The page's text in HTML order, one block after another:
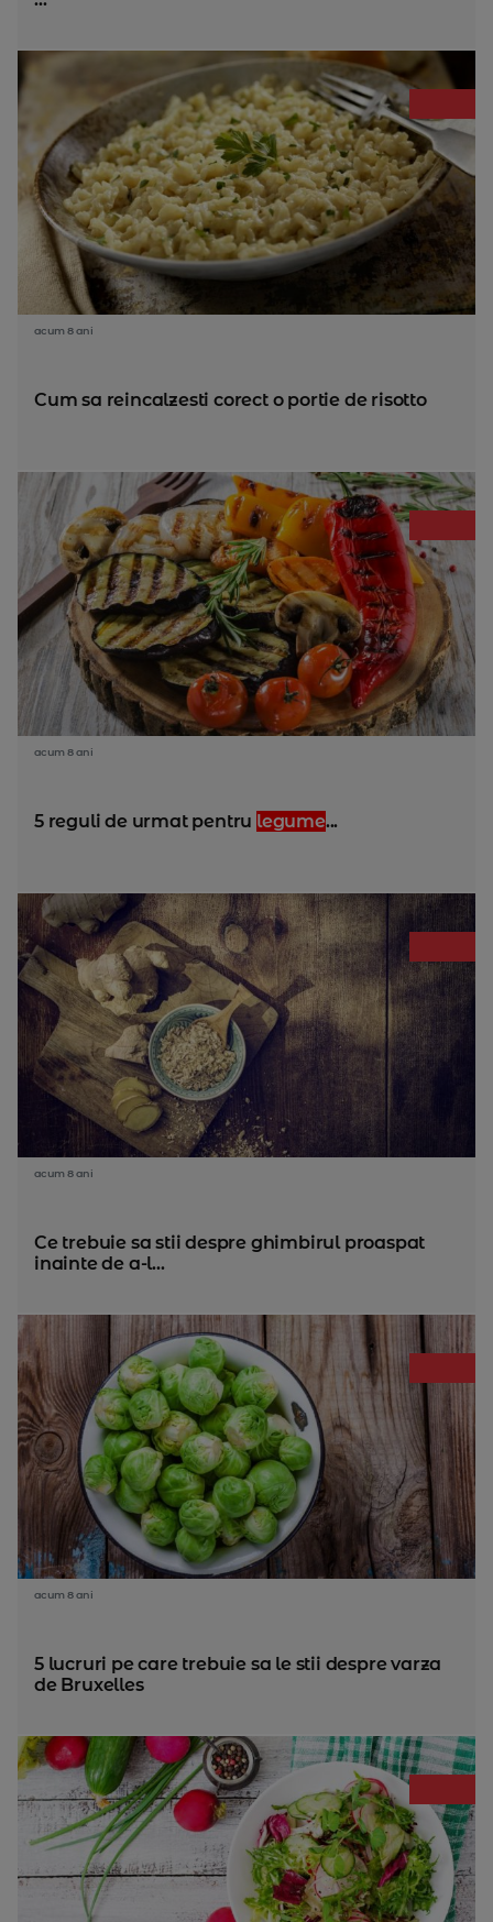
acum 8 ani
Cum sa reincalzesti corect o portie de risotto
acum 8 ani
5 reguli de urmat pentru legume...
acum 8 ani
Ce trebuie sa stii despre ghimbirul proaspat
inainte de a-l...
acum 8 ani
5 lucruri pe care trebuie sa le stii despre varza
de Bruxelles